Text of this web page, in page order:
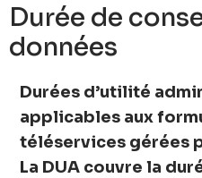
Durée de
données
Durées d’utilité
applicables aux
téléservices gérées
La DUA couvre la